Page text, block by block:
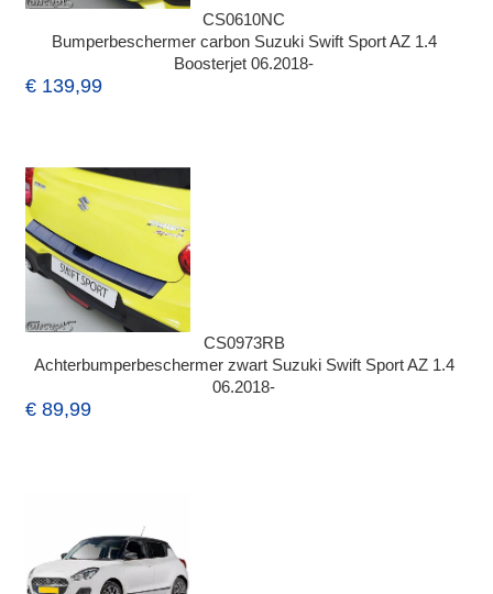
CS0610NC
Bumperbeschermer carbon Suzuki Swift Sport AZ 1.4
Boosterjet 06.2018-
€ 139,99
CS0973RB
Achterbumperbeschermer zwart Suzuki Swift Sport AZ 1.4
06.2018-
€ 89,99